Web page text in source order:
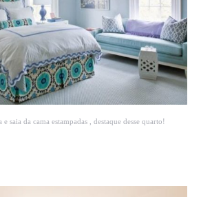
saia da cama estampadas , destaque desse quarto!